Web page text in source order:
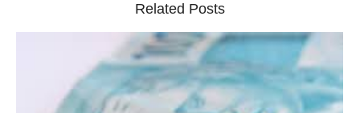
Related Posts